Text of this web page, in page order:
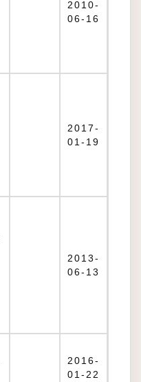
2010-
06-16
2017-
01-19
2013-
06-13
2016-
01-22